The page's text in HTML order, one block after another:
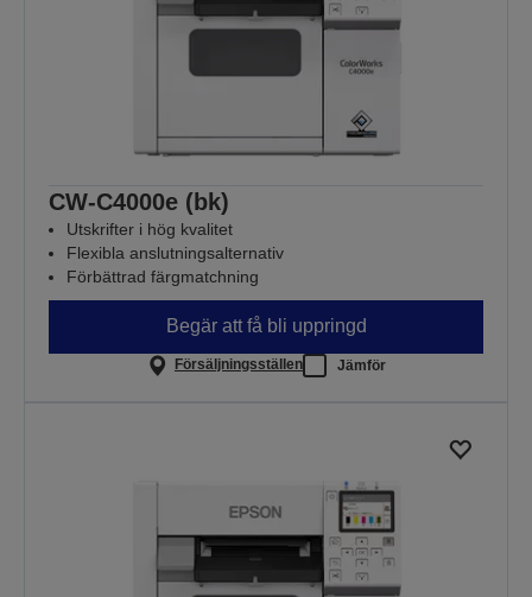
CW-C4000e (bk)
Utskrifter i hög kvalitet
Flexibla anslutningsalternativ
Förbättrad färgmatchning
Begär att få bli uppringd
Försäljningsställen Jämför